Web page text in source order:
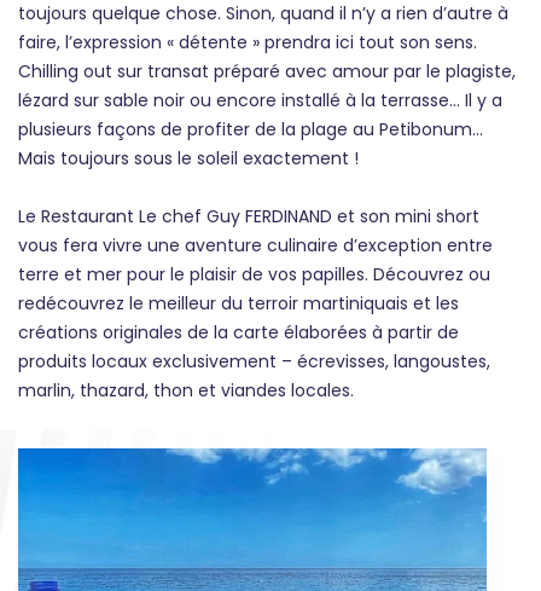
toujours quelque chose. Sinon, quand il n’y a rien d’autre à
faire, l’expression « détente » prendra ici tout son sens.
Chilling out sur transat préparé avec amour par le plagiste,
lézard sur sable noir ou encore installé à la terrasse… Il y a
plusieurs façons de profiter de la plage au Petibonum…
Mais toujours sous le soleil exactement !
Le Restaurant Le chef Guy FERDINAND et son mini short
vous fera vivre une aventure culinaire d’exception entre
terre et mer pour le plaisir de vos papilles. Découvrez ou
redécouvrez le meilleur du terroir martiniquais et les
créations originales de la carte élaborées à partir de
produits locaux exclusivement – écrevisses, langoustes,
marlin, thazard, thon et viandes locales.